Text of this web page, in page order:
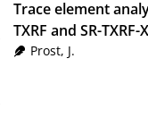
Trace element
TXRF and SR-TXRF-
Prost, J.